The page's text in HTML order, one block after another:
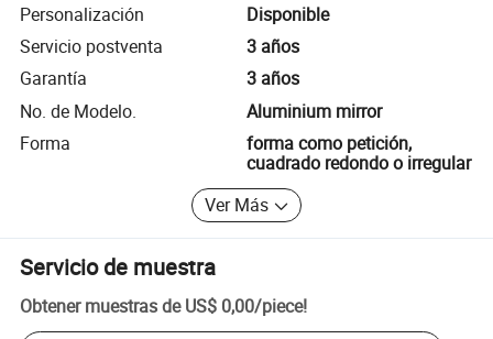
Personalización
Disponible
Servicio postventa
3 años
Garantía
3 años
No. de Modelo.
Aluminium mirror
Forma
forma como petición,
cuadrado redondo o irregular
Ver Más
Servicio de muestra
Obtener muestras de US$ 0,00/piece!